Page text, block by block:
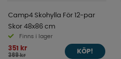
Camp4 Skohylla För 12-par
Skor 48x86 cm
Finns i lager
351 kr
369 kr
KÖP!